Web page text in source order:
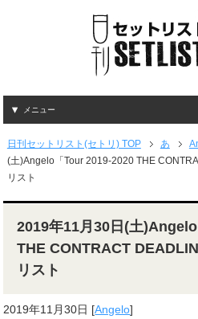
メニュー
日刊セットリスト(セトリ) TOP あ
(土)Angelo「Tour 2019-2020 THE
リスト
2019年11月30日(土
THE CONTRACT
リスト
2019年11月30日 [Angelo]